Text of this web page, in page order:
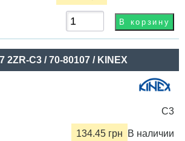
2ZR-C3 / 70-80107 / KINEX
C3
134.45 грн В наличии